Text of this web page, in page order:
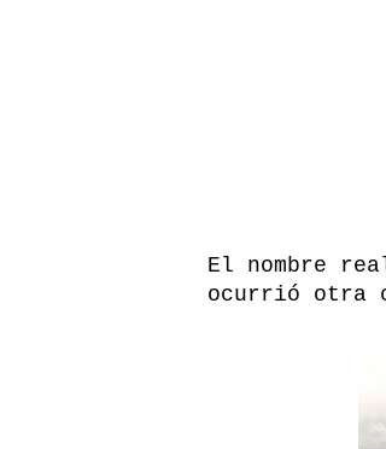
El nombre
ocurrió otra